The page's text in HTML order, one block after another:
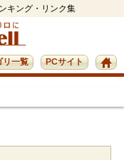
キング・リンク集
PCサイト
リ一覧